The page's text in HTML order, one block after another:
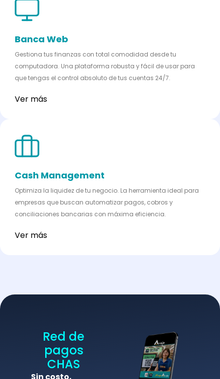
Banca Web
Gestiona tus finanzas con total comodidad desde tu
computadora. Una plataforma robusta y fácil de usar para
que tengas el control absoluto de tus cuentas 24/7.
Ver más
Cash Management
Optimiza la liquidez de tu negocio. La herramienta ideal para
empresas que buscan automatizar pagos, cobros y
conciliaciones bancarias con máxima eficiencia.
Ver más
Red de
pagos
CHAS
Sin costo,